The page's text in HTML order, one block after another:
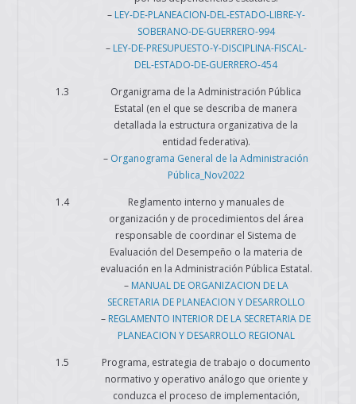
– LEY-DE-PLANEACION-DEL-ESTADO-LIBRE-Y-
SOBERANO-DE-GUERRERO-994
– LEY-DE-PRESUPUESTO-Y-DISCIPLINA-FISCAL-
DEL-ESTADO-DE-GUERRERO-454
1.3
Organigrama de la Administración Pública
Estatal (en el que se describa de manera
detallada la estructura organizativa de la
entidad federativa).
– Organograma General de la Administración
Pública_Nov2022
1.4
Reglamento interno y manuales de
organización y de procedimientos del área
responsable de coordinar el Sistema de
Evaluación del Desempeño o la materia de
evaluación en la Administración Pública Estatal.
– MANUAL DE ORGANIZACION DE LA
SECRETARIA DE PLANEACION Y DESARROLLO
– REGLAMENTO INTERIOR DE LA SECRETARIA DE
PLANEACION Y DESARROLLO REGIONAL
1.5
Programa, estrategia de trabajo o documento
normativo y operativo análogo que oriente y
conduzca el proceso de implementación,